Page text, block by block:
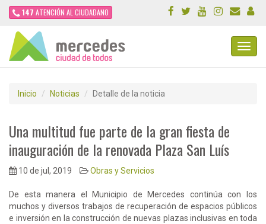
147 ATENCIÓN AL CIUDADANO
Inicio Noticias Detalle de la noticia
Una multitud fue parte de la gran fiesta de
inauguración de la renovada Plaza San Luís
10 de jul, 2019 Obras y Servicios
De esta manera el Municipio de Mercedes continúa con los
muchos y diversos trabajos de recuperación de espacios públicos
e inversión en la construcción de nuevas plazas inclusivas en toda